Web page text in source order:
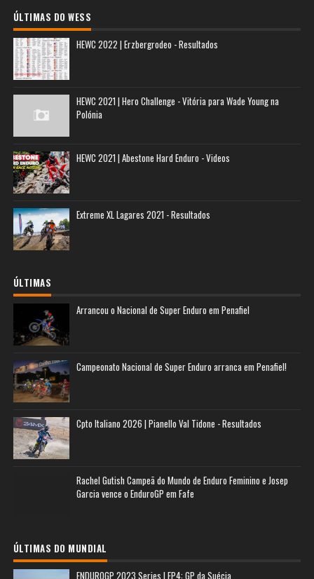
ÚLTIMAS DO WESS
HEWC 2022 | Erzbergrodeo - Resultados
HEWC 2021 | Hero Challenge - Vitória para Wade Young na
Polónia
HEWC 2021 | Abestone Hard Enduro - Videos
Extreme XL Lagares 2021 - Resultados
ÚLTIMAS
Arrancou o Nacional de Super Enduro em Penafiel
Campeonato Nacional de Super Enduro arranca em Penafiel!
Cpto Italiano 2026 | Pianello Val Tidone - Resultados
Rachel Gutish Campeã do Mundo de Enduro Feminino e Josep
Garcia vence o EnduroGP em Fafe
ÚLTIMAS DO MUNDIAL
ENDUROGP 2023 Series | EP4: GP da Suécia